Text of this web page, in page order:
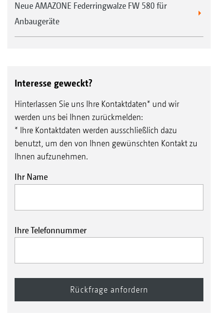
Neue AMAZONE Federringwalze FW 580 für
Anbaugeräte
Interesse geweckt?
Hinterlassen Sie uns Ihre Kontaktdaten* und wir
werden uns bei Ihnen zurückmelden:
* Ihre Kontaktdaten werden ausschließlich dazu
benutzt, um den von Ihnen gewünschten Kontakt zu
Ihnen aufzunehmen.
Ihr Name
Ihre Telefonnummer